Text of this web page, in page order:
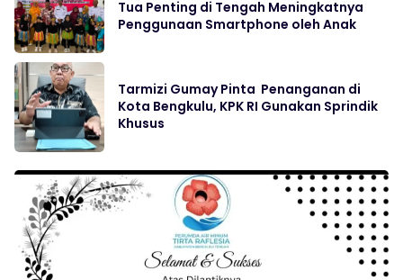
Tua Penting di Tengah Meningkatnya
Penggunaan Smartphone oleh Anak
Tarmizi Gumay Pinta Penanganan di
Kota Bengkulu, KPK RI Gunakan Sprindik
Khusus